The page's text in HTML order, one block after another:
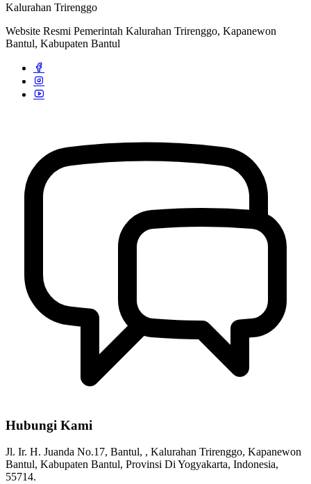
Kalurahan Trirenggo
Website Resmi Pemerintah Kalurahan Trirenggo, Kapanewon
Bantul, Kabupaten Bantul
Hubungi Kami
Jl. Ir. H. Juanda No.17, Bantul, , Kalurahan Trirenggo, Kapanewon
Bantul, Kabupaten Bantul, Provinsi Di Yogyakarta, Indonesia,
55714.